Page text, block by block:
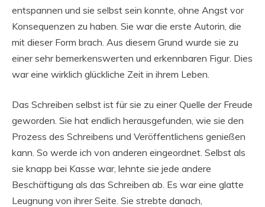
entspannen und sie selbst sein konnte, ohne Angst vor
Konsequenzen zu haben. Sie war die erste Autorin, die
mit dieser Form brach. Aus diesem Grund wurde sie zu
einer sehr bemerkenswerten und erkennbaren Figur. Dies
war eine wirklich glückliche Zeit in ihrem Leben.
Das Schreiben selbst ist für sie zu einer Quelle der Freude
geworden. Sie hat endlich herausgefunden, wie sie den
Prozess des Schreibens und Veröffentlichens genießen
kann. So werde ich von anderen eingeordnet. Selbst als
sie knapp bei Kasse war, lehnte sie jede andere
Beschäftigung als das Schreiben ab. Es war eine glatte
Leugnung von ihrer Seite. Sie strebte danach,